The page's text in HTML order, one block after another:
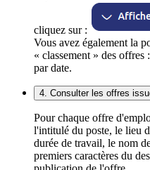
cliquez sur :
Vous avez également la
« classement » des
par date.
4. Consulter les offres
Pour chaque offre
l'intitulé du poste, le lieu
durée de travail, le nom
premiers caractères du